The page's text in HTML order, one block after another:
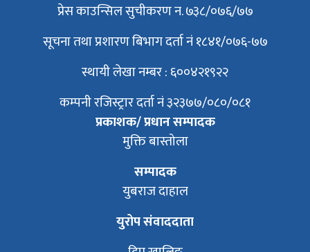
प्रेस काउन्सिल सुचीकरण न. ७३८/०७६/७७
सूचना तथा प्रशारण बिभाग दर्ता नं १८४१/०७६-७७
स्थायी लेखा नम्बर : ६००४२१९२२
कम्पनी रजिस्ट्रार दर्ता नं ३२३७७/०८०/०८१
प्रकाशक/ प्रधान सम्पादक
मुक्ति बास्तोला
सम्पादक
युबराज दाहाल
युरोप संवाददाता